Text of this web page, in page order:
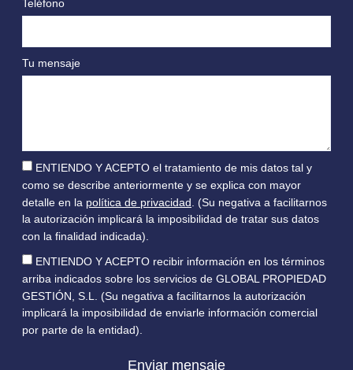
Teléfono
Tu mensaje
ENTIENDO Y ACEPTO el tratamiento de mis datos tal y
como se describe anteriormente y se explica con mayor
detalle en la política de privacidad . (Su negativa a facilitarnos
la autorización implicará la imposibilidad de tratar sus datos
con la finalidad indicada).
ENTIENDO Y ACEPTO recibir información en los términos
arriba indicados sobre los servicios de GLOBAL PROPIEDAD
GESTIÓN, S.L. (Su negativa a facilitarnos la autorización
implicará la imposibilidad de enviarle información comercial
por parte de la entidad).
Enviar mensaje